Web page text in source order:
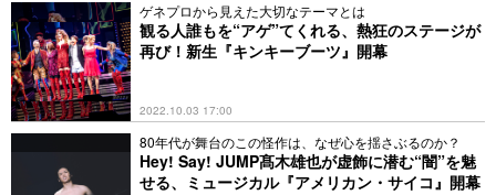
ゲネプロから見えた大切なテーマとは
観る人誰もを“アゲ”てくれる、熱狂のステージが
再び！新生『キンキーブーツ』開幕
2022.10.03 17:00
80年代が舞台のこの怪作は、なぜ心を揺さぶるのか？
Hey! Say! JUMP髙木雄也が虚飾に潜む“闇”を魅
せる、ミュージカル『アメリカン・サイコ』開幕